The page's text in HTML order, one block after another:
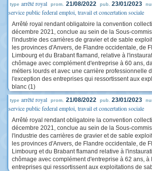
type arrêté royal prom. 21/08/2022 pub. 23/01/2023
service public federal emploi, travail et concertation sociale
Arrêté royal rendant obligatoire la convention
décembre 2021, conclue au sein de la Sous-
l'industrie des carrières de gravier et de sable
les provinces d'Anvers, de Flandre occidentale, de
Limbourg et du Brabant flamand, relative à
chômage avec complément d'entreprise à 60 ans,
métiers lourds et avec une carrière professionnelle
l'exception des entreprises qui ressortissent aux
blanc (1)
type arrêté royal prom. 21/08/2022 pub. 23/01/2023
service public federal emploi, travail et concertation sociale
Arrêté royal rendant obligatoire la convention
décembre 2021, conclue au sein de la Sous-
l'industrie des carrières de gravier et de sable
les provinces d'Anvers, de Flandre occidentale, de
Limbourg et du Brabant flamand relative à
chômage avec complément d'entreprise à 62 ans, à
entreprises qui ressortissent aux exploitations de